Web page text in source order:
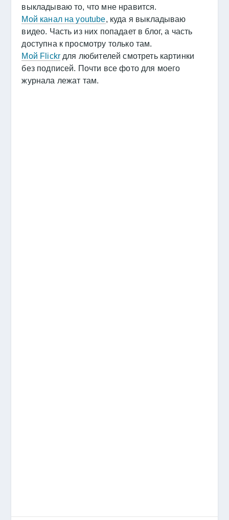
выкладываю то, что мне нравится.
Мой канал на youtube, куда я выкладываю
видео. Часть из них попадает в блог, а часть
доступна к просмотру только там.
Мой Flickr для любителей смотреть картинки
без подписей. Почти все фото для моего
журнала лежат там.